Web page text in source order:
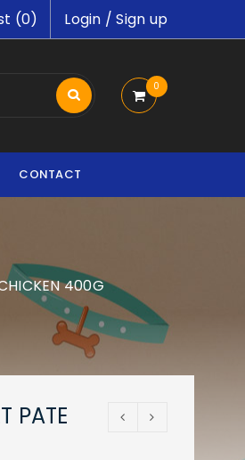
Login /Sign up
(0)
0
CONTACT
400G
PATE